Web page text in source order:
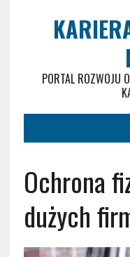
PORTAL ROZWOJU
Ochrona
dużych